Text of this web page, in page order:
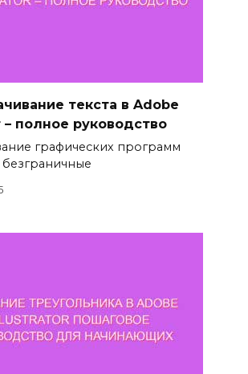
текста в Adobe
полное руководство
графических программ